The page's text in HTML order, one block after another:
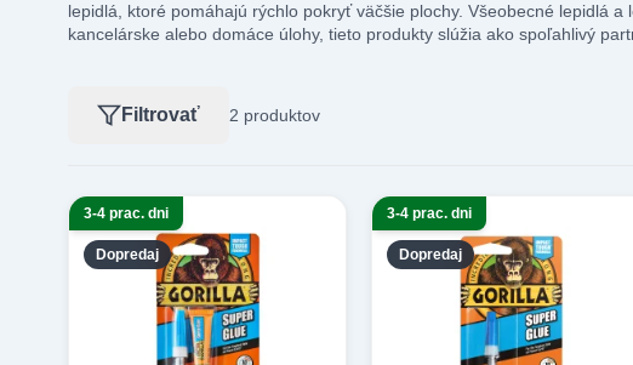
lepidlá, ktoré pomáhajú rýchlo pokryť väčšie plochy. Všeobecné lepidlá
kancelárske alebo domáce úlohy, tieto produkty slúžia ako spoľahlivý
Filtrovať 2 produktov
Dopredaj
3-4 prac. dni
Dopredaj
3-4 prac. dni